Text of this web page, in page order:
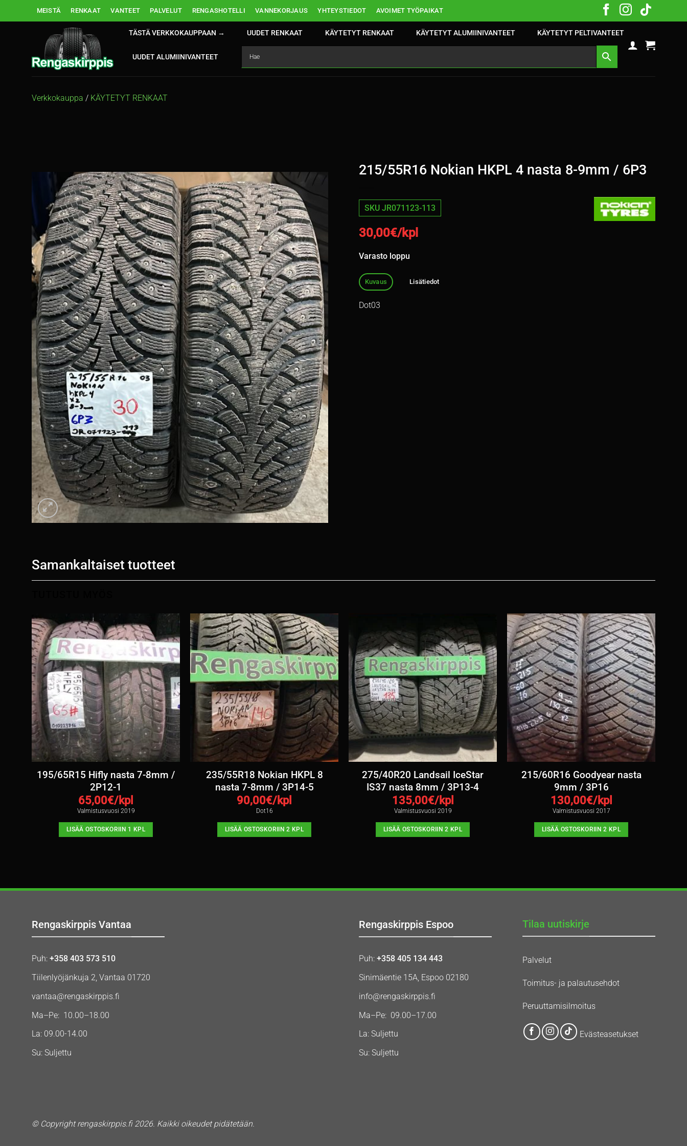
MEISTÄ RENKAAT VANTEET PALVELUT RENGASHOTELLI VANNEKORJAUS YHTEYSTIEDOT AVOIMET TYÖPAIKAT
TÄSTÄ VERKKOKAUPPAAN → UUDET RENKAAT KÄYTETYT RENKAAT KÄYTETYT ALUMIINIVANTEET KÄYTETYT PELTIVANTEET
UUDET ALUMIINIVANTEET
Verkkokauppa / KÄYTETYT RENKAAT
215/55R16 Nokian HKPL 4 nasta 8-9mm / 6P3
SKU JR071123-113
30,00€/kpl
Varasto loppu
Kuvaus Lisätiedot
Dot03
Samankaltaiset tuotteet
195/65R15 Hifly nasta 7-8mm /
2P12-1
65,00€/kpl
Valmistusvuosi 2019
LISÄÄ OSTOSKORIIN 1 KPL
235/55R18 Nokian HKPL 8
nasta 7-8mm / 3P14-5
90,00€/kpl
Dot16
LISÄÄ OSTOSKORIIN 2 KPL
275/40R20 Landsail IceStar
IS37 nasta 8mm / 3P13-4
135,00€/kpl
Valmistusvuosi 2019
LISÄÄ OSTOSKORIIN 2 KPL
215/60R16 Goodyear nasta
9mm / 3P16
130,00€/kpl
Valmistusvuosi 2017
LISÄÄ OSTOSKORIIN 2 KPL
Rengaskirppis Vantaa
Puh: +358 403 573 510
Tiilenlyöjänkuja 2, Vantaa 01720
vantaa@rengaskirppis.fi
Ma–Pe: 10.00–18.00
La: 09.00-14.00
Su: Suljettu
Rengaskirppis Espoo
Puh: +358 405 134 443
Sinimäentie 15A, Espoo 02180
info@rengaskirppis.fi
Ma–Pe: 09.00–17.00
La: Suljettu
Su: Suljettu
Tilaa uutiskirje
Palvelut
Toimitus- ja palautusehdot
Peruuttamisilmoitus
Evästeasetukset
© Copyright rengaskirppis.fi 2026. Kaikki oikeudet pidätetään.